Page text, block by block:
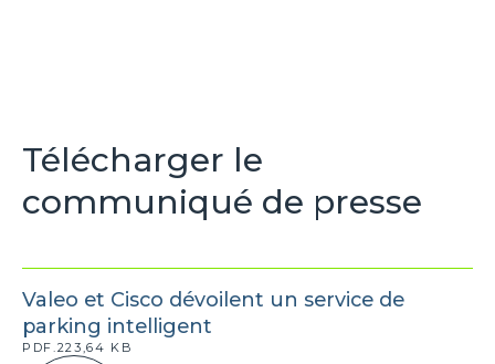
Télécharger le
communiqué de presse
Valeo et Cisco dévoilent un service de
parking intelligent
PDF.223,64 KB